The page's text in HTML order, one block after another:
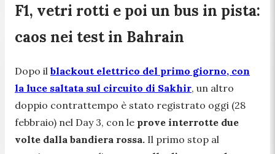
F1, vetri rotti e poi un bus in pista:
caos nei test in Bahrain
Dopo il blackout elettrico del primo giorno, con
la luce saltata sul circuito di Sakhir, un altro
doppio contrattempo è stato registrato oggi (28
febbraio) nel Day 3, con le prove interrotte due
volte dalla bandiera rossa. Il primo stop al